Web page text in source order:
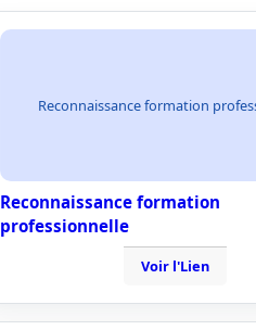
Reconnaissance formation
Reconnaissance formation
professionnelle
Voir l'Lien